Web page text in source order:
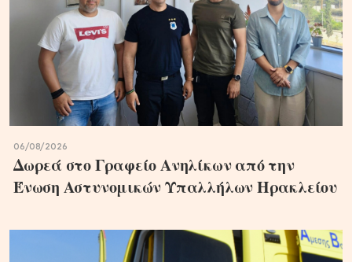
06/08/2026
Δωρεά στο Γραφείο Ανηλίκων από την
Ένωση Αστυνομικών Υπαλλήλων Ηρακλείου